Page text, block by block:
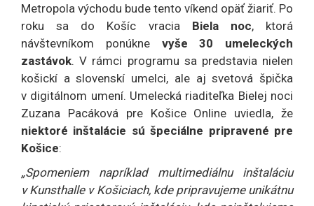
Metropola východu bude tento víkend opäť žiariť. Po
roku sa do Košíc vracia Biela noc, ktorá
návštevníkom ponúkne vyše 30 umeleckých
zastávok. V rámci programu sa predstavia nielen
košickí a slovenskí umelci, ale aj svetová špička
v digitálnom umení. Umelecká riaditeľka Bielej noci
Zuzana Pacáková pre Košice Online uviedla, že
niektoré inštalácie sú špeciálne pripravené pre
Košice:
„Spomeniem napríklad multimediálnu inštaláciu
v Kunsthalle v Košiciach, kde pripravujeme unikátnu